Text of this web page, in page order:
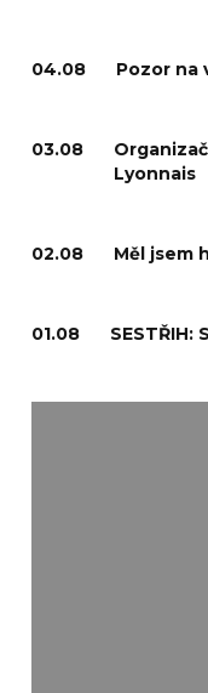
04.08 Pozor na
03.08
Lyonnais
02.08 Měl jsem
01.08 SESTŘIH: